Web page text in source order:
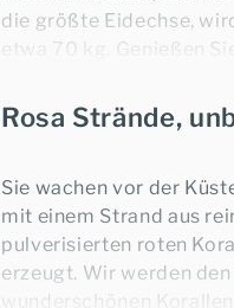
die größte Eidechse,
etwa 70 kg
. Genießen
und genießen Sie die
schwimmenden
Übernachtung an Bord.
Rosa Strände,
Sie wachen vor der
mit einem Strand aus
pulverisierten roten
erzeugt. Wir werden
wunderschönen